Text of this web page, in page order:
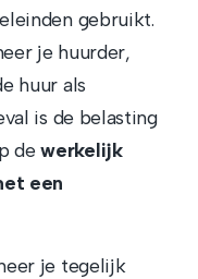
gebruikt.
je huurder,
huur als
is de belasting
dewerkelijk
een
je tegelijk